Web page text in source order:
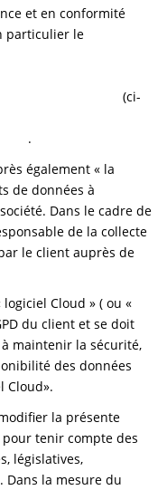
et en conformité
particulier le
(ci-
.
également « la
de données à
Dans le cadre de
de la collecte
le client auprès de
Cloud » ( ou «
du client et se doit
maintenir la sécurité,
des données
Cloud».
la présente
tenir compte des
législatives,
Dans la mesure du